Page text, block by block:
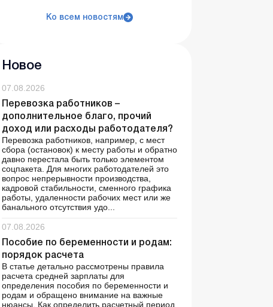
Ко всем новостям
Новое
07.08.2026
Перевозка работников –
дополнительное благо, прочий
доход или расходы работодателя?
Перевозка работников, например, с мест
сбора (остановок) к месту работы и обратно
давно перестала быть только элементом
соцпакета. Для многих работодателей это
вопрос непрерывности производства,
кадровой стабильности, сменного графика
работы, удаленности рабочих мест или же
банального отсутствия удо...
07.08.2026
Пособие по беременности и родам:
порядок расчета
В статье детально рассмотрены правила
расчета средней зарплаты для
определения пособия по беременности и
родам и обращено внимание на важные
нюансы. Как определить расчетный период